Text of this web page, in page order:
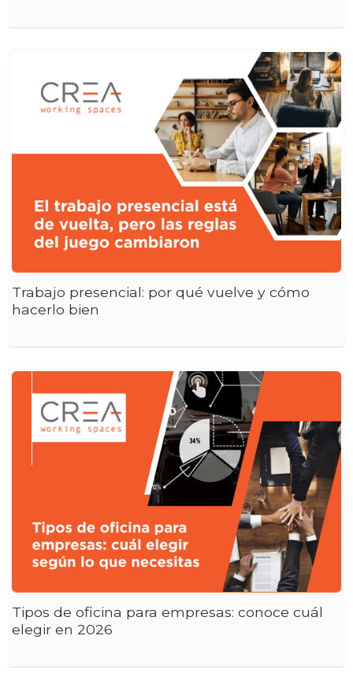
Trabajo presencial: por qué vuelve y cómo
hacerlo bien
Tipos de oficina para empresas: conoce cuál
elegir en 2026